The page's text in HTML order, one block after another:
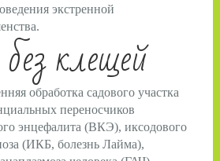
экст­ренной
клещей
обработка садового участка
переносчиков
энцефалита (ВКЭ), иксодового
(ИКБ, болезнь Лайма),